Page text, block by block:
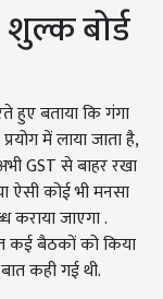
बोर्ड
हुए बताया कि गंगा
में लाया जाता है,
GST से बाहर रखा
ऐसी कोई भी मनसा
कराया जाएगा .
कई बैठकों को किया
कही गई थी.